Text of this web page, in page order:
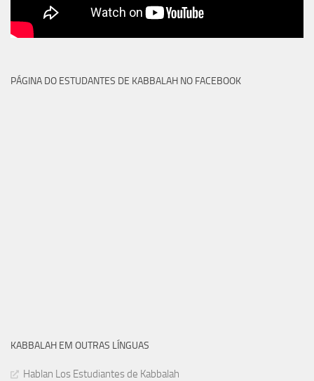
PÁGINA DO ESTUDANTES DE KABBALAH NO FACEBOOK
KABBALAH EM OUTRAS LÍNGUAS
Hablan Los Estudiantes de Kabbalah